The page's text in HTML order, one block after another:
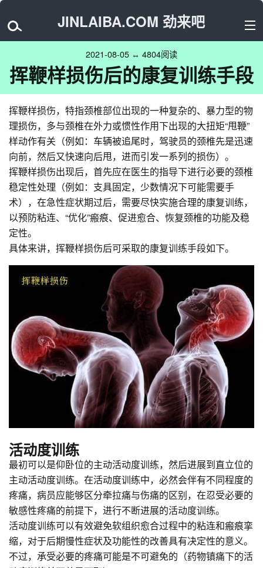
JINLAIBA.COM 劲来吧
2021-08-05 ↔ 4804阅读
挥鞭样损伤后的康复训练手段
挥鞭样损伤，特指颈椎部位出现的一种复杂的、暴力型的物
理损伤，多与颈椎在外力或惯性作用下出现的大扭矩“甩鞭”
样动作有关（例如：车辆被追尾时，驾驶员的颈椎先是迅速
向前，然后又快速向后甩，进而引发一系列的损伤）。
挥鞭样损伤出现后，首先应在医生的指导下进行必要的颈椎
稳定性处理（例如：支具固定，少数情况下可能需要手
术），在急性症状期过后，需要尽快实施合理的康复训练，
以预防粘连、“优化”瘢痕、促进愈合、恢复颈椎的功能及稳
定性。
具体来讲，挥鞭样损伤后可采取的康复训练手段如下。
活动度训练
最初可以是仰卧位的主动活动度训练，然后进展到直立位的
主动活动度训练。在活动度训练中，必然会伴有不同程度的
疼痛，病员应能够区分牵拉痛与伤痛的区别，在忍受必要的
敏感性疼痛的前提下，进行不断进展的活动度训练。
活动度训练可以有效避免软组织愈合过程中的粘连和瘢痕挛
缩，对于后期慢性症状及功能性的改善具有决定性的意义。
不过，承受必要的疼痛可能是不可避免的（药物镇痛下的活